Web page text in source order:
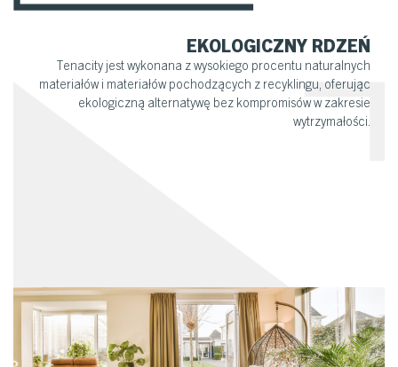
EKOLOGICZNY RDZEŃ
Tenacity jest wykonana z wysokiego procentu naturalnych
materiałów i materiałów pochodzących z recyklingu, oferując
ekologiczną alternatywę bez kompromisów w zakresie
wytrzymałości.